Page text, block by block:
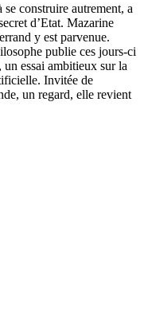
construire autrement, a
d’Etat. Mazarine
y est parvenue.
publie ces jours-ci
essai ambitieux sur la
Invitée de
un regard, elle revient